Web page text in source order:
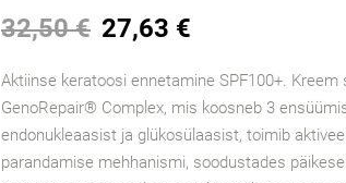
32,50 € 27,63 €
Aktiinse keratoosi ennetamine SPF100+. Kreem
GenoRepair® Complex, mis koosneb 3
endonukleaasist ja glükosülaasist, toimib
parandamise mehhanismi, soodustades